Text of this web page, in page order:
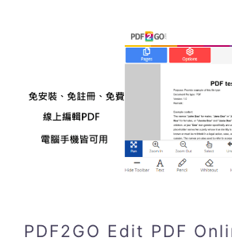
PDF2GO Edit PDF